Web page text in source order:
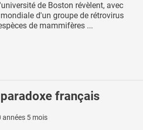
de Boston révèlent, avec
d'un groupe de rétrovirus
de mammifères ...
français
années 5 mois